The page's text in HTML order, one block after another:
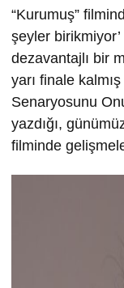
“Kurumuş”
şeyler
dezavantajlı bir
yarı finale
Senaryosunu
yazdığı,
filminde